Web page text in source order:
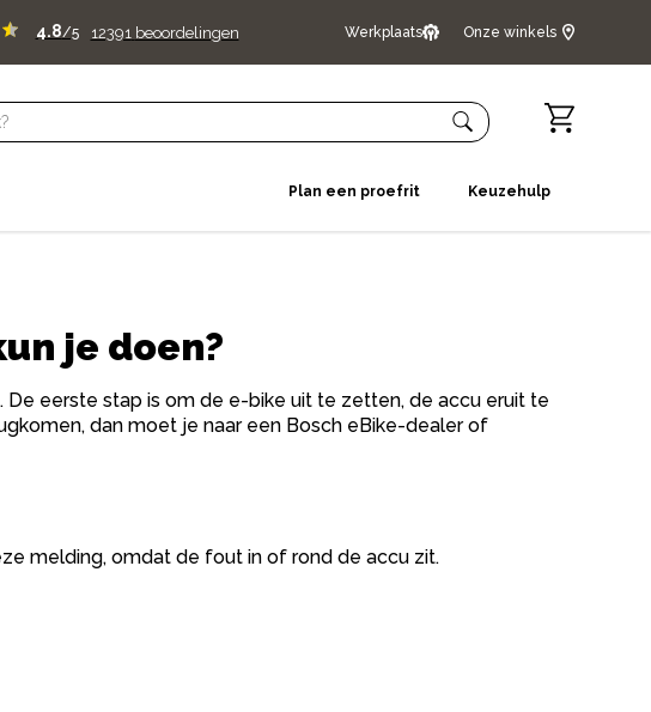
4.8/5 12391 beoordelingen Werkplaats Onze winkels
Plan een proefrit Keuzehulp
je doen?
eerste stap is om de e-bike uit te zetten, de accu eruit te
dan moet je naar een Bosch eBike-dealer of
melding, omdat de fout in of rond de accu zit.